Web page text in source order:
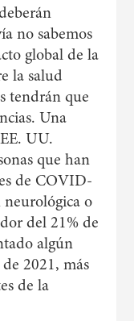
no sabemos
global de la
la salud
tendrán que
Una
UU.
que han
de COVID-
o
del 21% de
algún
2021, más
de la